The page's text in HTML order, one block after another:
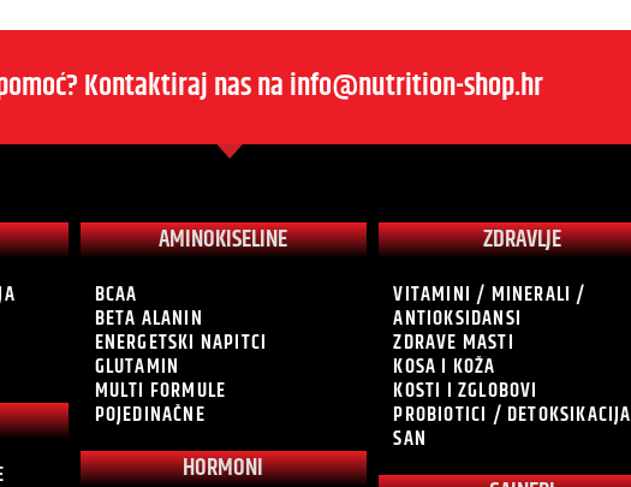
Kontaktiraj nas na info@nutrition-shop.hr
AMINOKISELINE
BCAA
BETA ALANIN
ENERGETSKI NAPITCI
GLUTAMIN
MULTI FORMULE
POJEDINAČNE
HORMONI
ZDRAVLJE
VITAMINI / MINERALI /
ANTIOKSIDANSI
ZDRAVE MASTI
KOSA I KOŽA
KOSTI I ZGLOBOVI
PROBIOTICI / DETOKSIKACIJA
SAN